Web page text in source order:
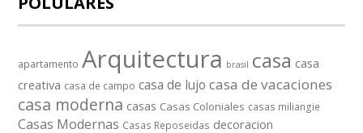
apartamento Arquitectura brasil casa casa
creativa casa de campo casa de lujo casa de vacaciones
casa moderna casas Casas Coloniales casas miliangie
Casas Modernas Casas Reposeidas decoracion